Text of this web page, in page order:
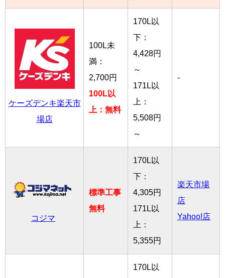
ケーズデンキ楽天市
場店
100L未
満：
2,700円
100L以
上：無料
170L以
下：
4,428円
～
171L以
上：
5,508円
～
-
コジマ
標準工事
無料
170L以
下：
4,305円
171L以
上：
5,355円
楽天市場
店
Yahoo!店
170L以